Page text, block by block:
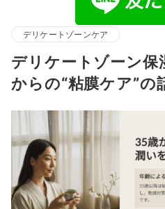
デリケートゾーンケア
デリケートゾーン
からの“粘膜ケア”の